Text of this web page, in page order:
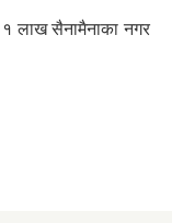
१ लाख सैनामैनाका नगर